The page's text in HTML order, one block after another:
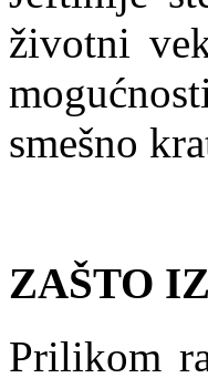
životni
smešno
ZAŠTO
Prilikom